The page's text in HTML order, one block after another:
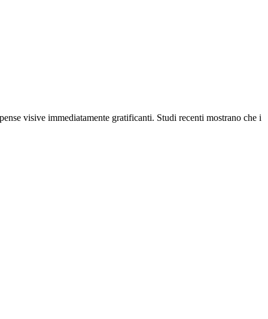
visive immediatamente gratificanti. Studi recenti mostrano che i